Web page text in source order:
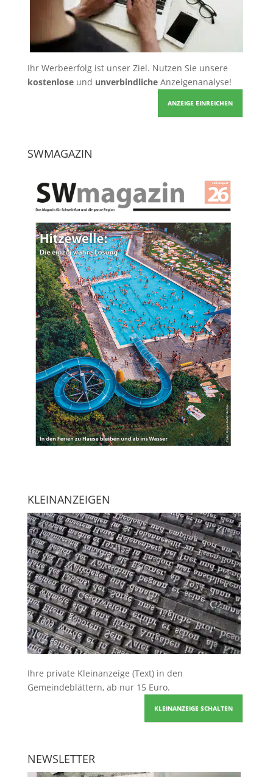
Ihr Werbeerfolg ist unser Ziel. Nutzen Sie unsere
kostenloseund unverbindlicheAnzeigenanalyse!
ANZEIGE EINREICHEN
SWMAGAZIN
KLEINANZEIGEN
Ihre private Kleinanzeige (Text) in den
Gemeindeblättern, ab nur 15 Euro.
KLEINANZEIGE SCHALTEN
NEWSLETTER